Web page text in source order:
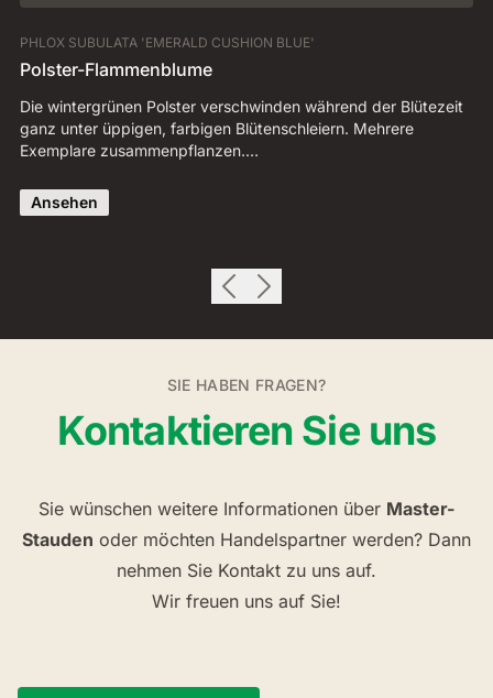
PHLOX SUBULATA 'EMERALD CUSHION BLUE'
Polster-Flammenblume
Die wintergrünen Polster verschwinden während der Blütezeit
ganz unter üppigen, farbigen Blütenschleiern. Mehrere
Exemplare zusammenpflanzen.…
Ansehen
SIE HABEN FRAGEN?
Kontaktieren Sie uns
Sie wünschen weitere Informationen über Master-
Stauden oder möchten Handelspartner werden? Dann
nehmen Sie Kontakt zu uns auf.
Wir freuen uns auf Sie!